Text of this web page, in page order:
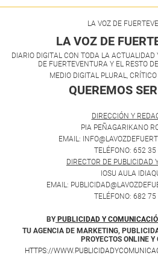
LA VOZ DE
LA VOZ DE
DIARIO DIGITAL CON TODA LA
DE FUERTEVENTURA Y EL RESTO
MEDIO DIGITAL PLURAL,
QUEREMOS
DIRECCIÓN Y
PIA PEÑAGARIKANO
EMAIL:
TELÉFONO: 652
DIRECTOR DE PUBLICIDAD
IOSU AULA
EMAIL:
TELÉFONO: 682
BY PUBLICIDAD Y
TU AGENCIA DE MARKETING,
PROYECTOS ONLINE Y
HTTPS://